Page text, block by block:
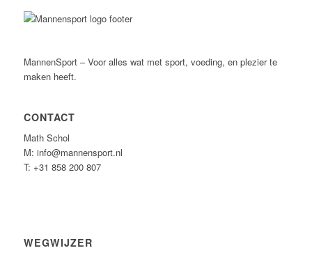
MannenSport – Voor alles wat met sport, voeding, en plezier te
maken heeft.
CONTACT
Math Schol
M: info@mannensport.nl
T: +31 858 200 807
WEGWIJZER